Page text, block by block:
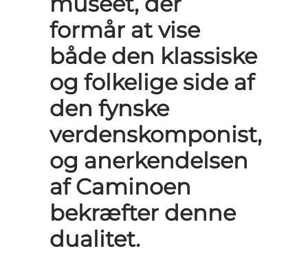
formår at vise
både den klassiske
og folkelige side af
den fynske
verdenskomponist,
og anerkendelsen
af Caminoen
bekræfter denne
dualitet.